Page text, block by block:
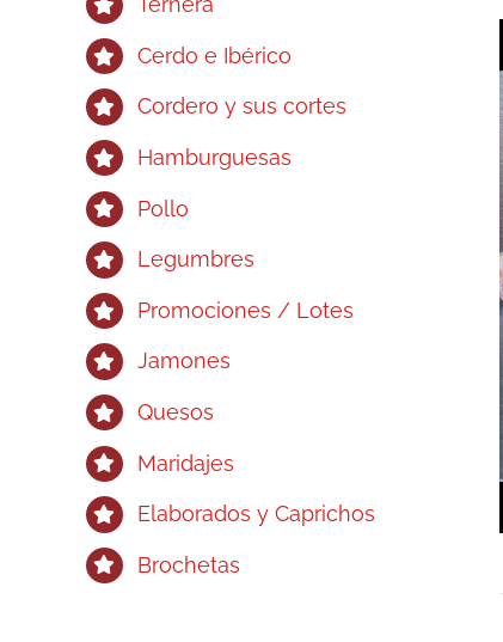
Cerdo e Ibérico
Cordero y sus cortes
Hamburguesas
Pollo
Legumbres
Promociones / Lotes
Jamones
Quesos
Maridajes
Elaborados y Caprichos
Brochetas